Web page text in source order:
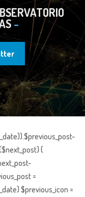
{
=
$previous_icon =